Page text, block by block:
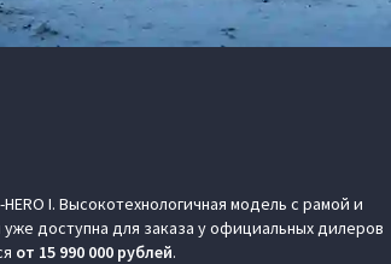
I. Высокотехнологичная модель с рамой и
доступна для заказа у официальных дилеров
от 15 990 000 рублей.